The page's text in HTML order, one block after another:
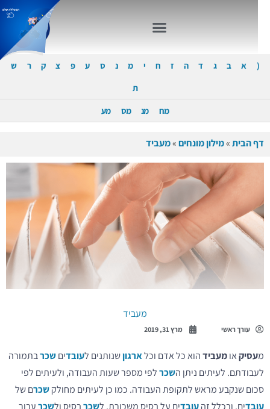
מח
מנ מס מע
דף הבית»מילון מונחים»מעביד
מעביד
עורך ראשי מרץ 31, 2019
עסיקאומעבידהוא כל אדם וכלארגוןשנותנים ל עובדיםשכרבתמורה
לעבודתם. לעיתים ניתן ה שכרלפי מספר שעות העבודה, ולעיתים לפי
סכום שנקבע מראש לתקופת העבודה. כמו כן לעיתים מחולקשכרם של
עובדים, ובכלל זהעובדים על בסיס משכורת, ל שכרבסיס ולשכרעבור